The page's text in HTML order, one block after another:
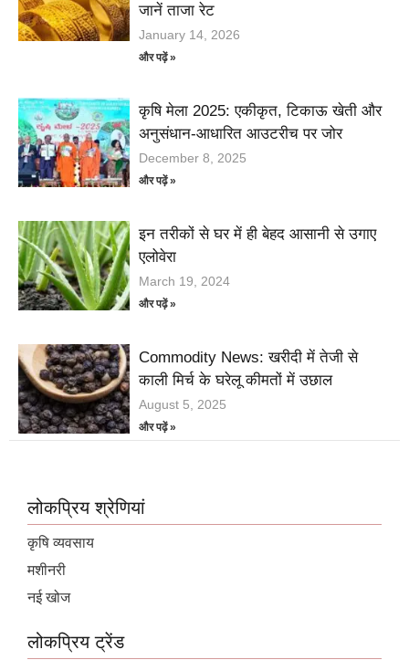
जानें ताजा रेट
January 14, 2026
और पढ़ें »
कृषि मेला 2025: एकीकृत, टिकाऊ खेती और
अनुसंधान-आधारित आउटरीच पर जोर
December 8, 2025
और पढ़ें »
इन तरीकों से घर में ही बेहद आसानी से उगाए
एलोवेरा
March 19, 2024
और पढ़ें »
Commodity News: खरीदी में तेजी से
काली मिर्च के घरेलू कीमतों में उछाल
August 5, 2025
और पढ़ें »
लोकप्रिय श्रेणियां
कृषि व्यवसाय
मशीनरी
नई खोज
लोकप्रिय ट्रेंड